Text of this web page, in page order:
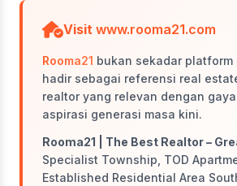
Visit www.rooma21.com
Rooma21 bukan sekadar platform
hadir sebagai referensi real
realtor yang relevan dengan
aspirasi generasi masa kini.
Rooma21 | The Best Realtor –
Specialist Township, TOD
Established Residential Area